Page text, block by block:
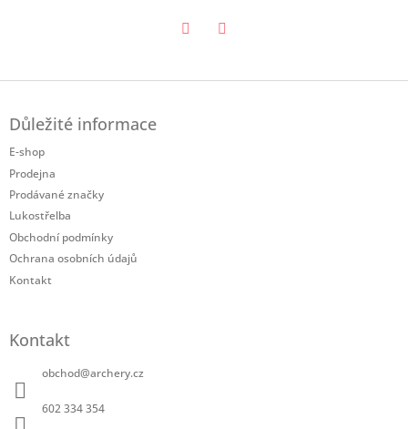
Důležité informace
E-shop
Prodejna
Prodávané značky
Lukostřelba
Obchodní podmínky
Ochrana osobních údajů
Kontakt
Kontakt
obchod@archery.cz
602 334 354